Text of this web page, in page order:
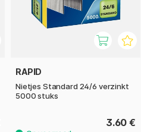
RAPID
Nietjes Standard 24/6 verzinkt
5000 stuks
3.60 €